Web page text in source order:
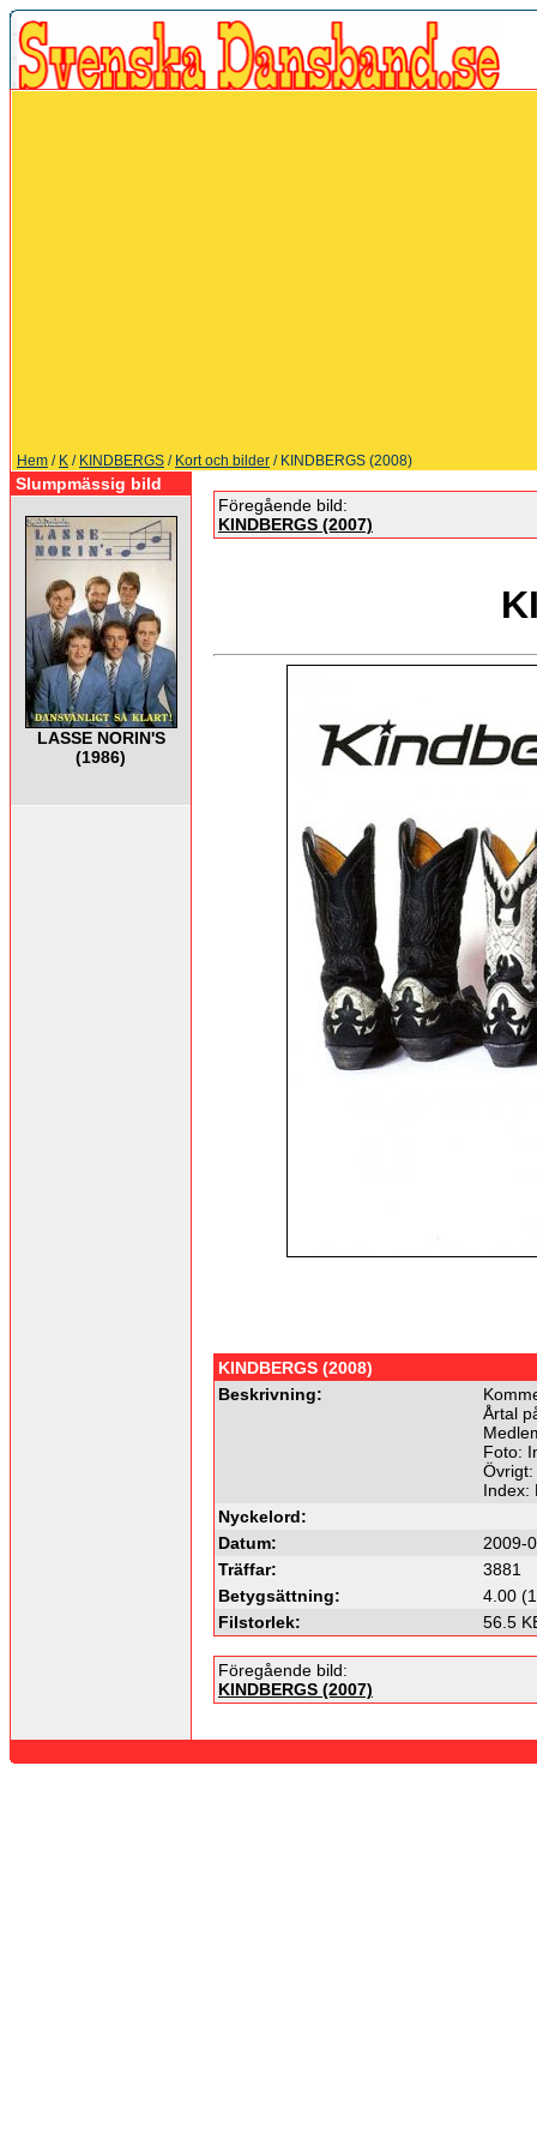
Hem / K / KINDBERGS / Kort och bilder / KINDBERGS (2008)
Slumpmässig bild
LASSE NORIN'S
(1986)
Föregående bild:
KINDBERGS (2007)
KINDBERGS (2008)
Beskrivning:
Årtal
Foto:
Övrigt:
Index:
Nyckelord:
Datum:
2009-
Träffar:
3881
Betygsättning:
4.00
Filstorlek:
56.5
Föregående bild:
KINDBERGS (2007)